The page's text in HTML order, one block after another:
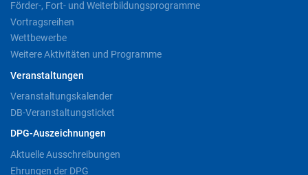
Förder-, Fort- und Weiterbildungsprogramme
Vortragsreihen
Wettbewerbe
Weitere Aktivitäten und Programme
Veranstaltungen
Veranstaltungskalender
DB-Veranstaltungsticket
DPG-Auszeichnungen
Aktuelle Ausschreibungen
Ehrungen der DPG